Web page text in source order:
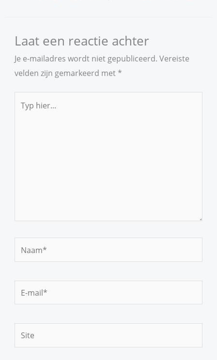
Laat een reactie achter
Je e-mailadres wordt niet gepubliceerd. Vereiste
velden zijn gemarkeerd met *
hier...
mail*
Site